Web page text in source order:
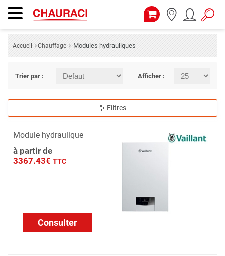
Accueil Chauffage Modules hydrauliques
Trier par : Afficher :
Filtres
Module hydraulique
à partir de
3367.43€ TTC
Consulter